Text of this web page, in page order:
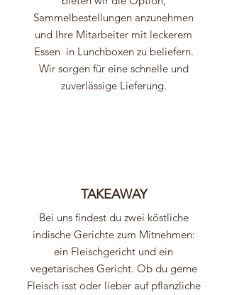
Sammelbestellungen anzunehmen
und Ihre Mitarbeiter mit leckerem
Essen in Lunchboxen zu beliefern.
Wir sorgen für eine schnelle und
zuverlässige Lieferung.
TAKEAWAY
Bei uns findest du zwei köstliche
indische Gerichte zum Mitnehmen:
ein Fleischgericht und ein
vegetarisches Gericht. Ob du gerne
Fleisch isst oder lieber auf pflanzliche